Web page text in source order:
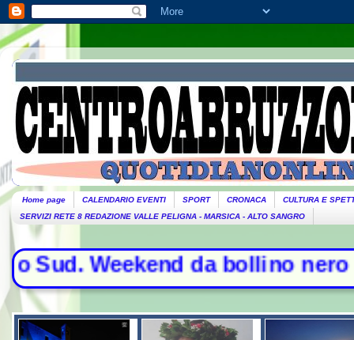
Home page CALENDARIO EVENTI SPORT CRONACA
CULTURA E
SERVIZI RETE 8 REDAZIONE VALLE PELIGNA - MARSICA - ALTO SANGRO
da bollino nero per